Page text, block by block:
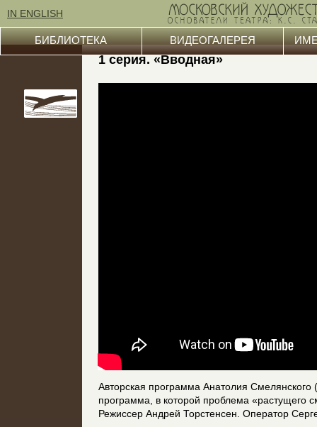
IN ENGLISH
БИБЛИОТЕКА ВИДЕОГАЛЕРЕЯ
1 серия. «Вводная»
Авторская программа Анатолия
программа, в которой проблема «растущего
Режиссер Андрей Торстенсен. Оператор